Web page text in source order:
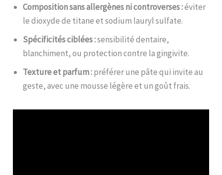
Composition sans allergènes ni controverses :éviter
le dioxyde de titane et sodium lauryl sulfate.
Spécificités ciblées :sensibilité dentaire,
blanchiment, ou protection contre la gingivite.
Texture et parfum :préférer une pâte qui invite au
geste, avec une mousse légère et un goût frais.